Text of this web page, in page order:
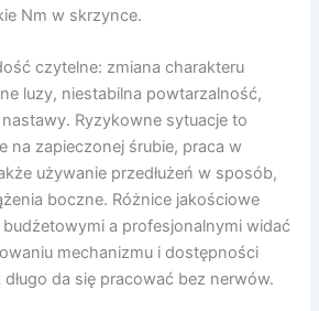
Nm w skrzynce.
czytelne: zmiana charakteru
luzy, niestabilna powtarzalność,
Ryzykowne sytuacje to
na zapieczonej śrubie, praca w
używanie przedłużeń w sposób,
boczne. Różnice jakościowe
a profesjonalnymi widać
mechanizmu i dostępności
da się pracować bez nerwów.